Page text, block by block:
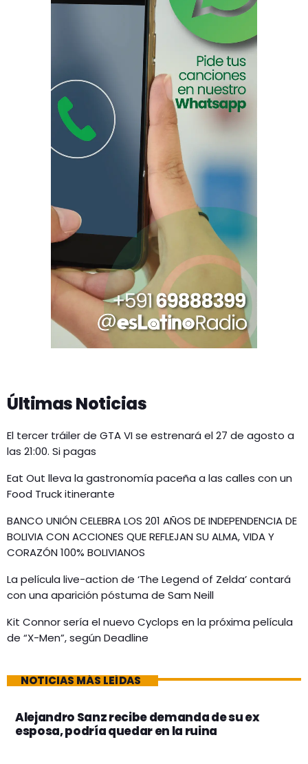
Últimas Noticias
El tercer tráiler de GTA VI se estrenará el 27 de agosto a
las 21:00. Si pagas
Eat Out lleva la gastronomía paceña a las calles con un
Food Truck itinerante
BANCO UNIÓN CELEBRA LOS 201 AÑOS DE INDEPENDENCIA DE
BOLIVIA CON ACCIONES QUE REFLEJAN SU ALMA, VIDA Y
CORAZÓN 100% BOLIVIANOS
La película live-action de ‘The Legend of Zelda’ contará
con una aparición póstuma de Sam Neill
Kit Connor sería el nuevo Cyclops en la próxima película
de “X-Men”, según Deadline
NOTICIAS MÁS LEÍDAS
Alejandro Sanz recibe demanda de su ex
esposa, podría quedar en la ruina